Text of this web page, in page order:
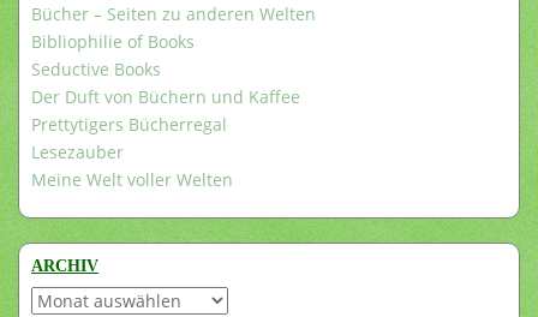
Bücher – Seiten zu anderen Welten
Bibliophilie of Books
Seductive Books
Der Duft von Büchern und Kaffee
Prettytigers Bücherregal
Lesezauber
Meine Welt voller Welten
ARCHIV
Archiv